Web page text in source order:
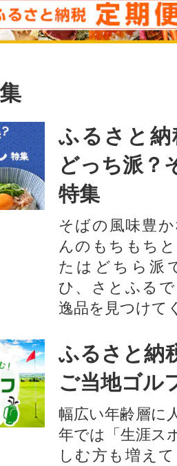
ふるさと
どっち派？
特集
そばの風味豊
んのもちもち
たはどちら派
ひ、さとふる
逸品を見つけて
ふるさと納
ご当地ゴル
幅広い年齢層に
年では「生涯ス
しむ方も増え